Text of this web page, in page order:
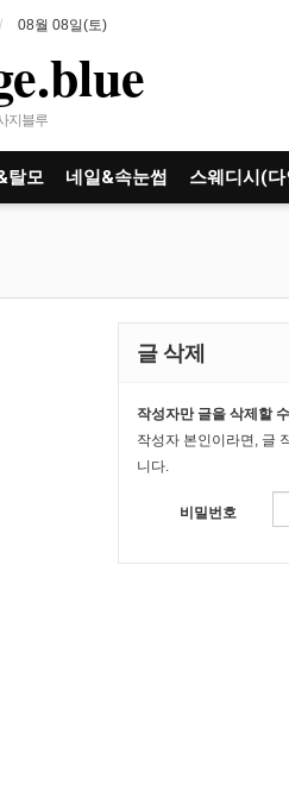
08월 08일(토)
지블루
탈모 네일&속눈썹 스웨디시(
글 삭제
작성자만 글을 삭제할
작성자 본인이라면, 글
니다.
비밀번호